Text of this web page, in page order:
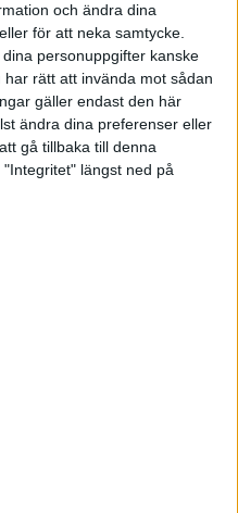
och ändra dina
för att neka samtycke.
personuppgifter kanske
rätt att invända mot sådan
gäller endast den här
ändra dina preferenser eller
gå tillbaka till denna
längst ned på
är om man på
att överföringen
man skicka med
som bevisar